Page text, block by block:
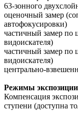
63-зонного
оценочный замер
автофокусировки)
частичный замер по
видоискателя)
частичный замер по
видоискателя)
центрально-
Режимы экспозиции
Компенсация
ступени (доступна